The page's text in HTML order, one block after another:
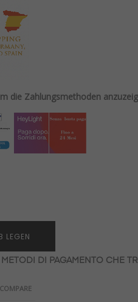
die Zahlungsmethoden
LEGEN
DI PAGAMENTO CHE